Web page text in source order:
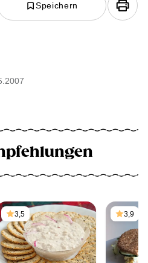
Speichern
3,5 3,9